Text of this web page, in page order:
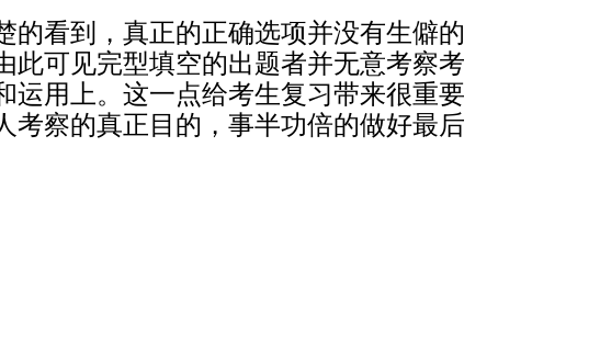
的看到，真正的正确选项并没有生僻的
此可见完型填空的出题者并无意考察考
运用上。这一点给考生复习带来很重要
考察的真正目的，事半功倍的做好最后